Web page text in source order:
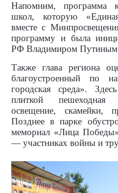
Напомним, программа
школ, которую
вместе с
программу и была
РФ Владимиром Путиным
Также глава региона
благоустроенный по
городская среда».
плиткой пешеходная
освещение, скамейки,
Позднее в парке
мемориал «Лица
— участниках войны и